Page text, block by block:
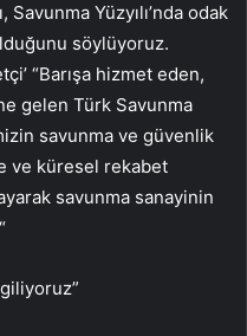
Savunma Yüzyılı’nda odak
söylüyoruz.
“Barışa hizmet eden,
gelen Türk Savunma
savunma ve güvenlik
ve küresel rekabet
savunma sanayinin